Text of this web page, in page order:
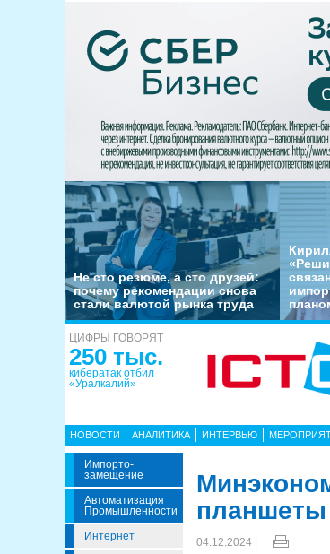
Не сто резюме, а сто друзей:
почему рекомендации снова
стали валютой рынка труда
ЦИФРЫ ГОВОРЯТ
250 тыс.
кибератак отбил
«Уралкалий»
НОВОСТИ АНАЛИТИКА ИНТЕРВЬЮ
Импорто­
Замещение
Автоматизация
Промышленности
Интернет
планшеты
04.12.2024 |